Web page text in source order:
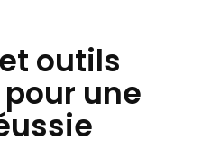
outils
une